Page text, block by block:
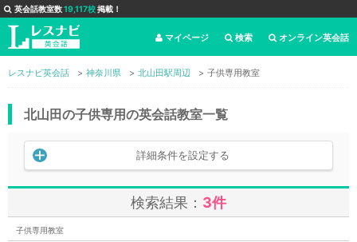
英会話教室数19,117校掲載！
オンライン英会話
検索
マイページ
レスナビ英会話 神奈川県 北山田駅周辺 子供専用教室
北山田の子供専用の英会話教室一覧
詳細条件を設定する
検索結果： 3件
子供専用教室